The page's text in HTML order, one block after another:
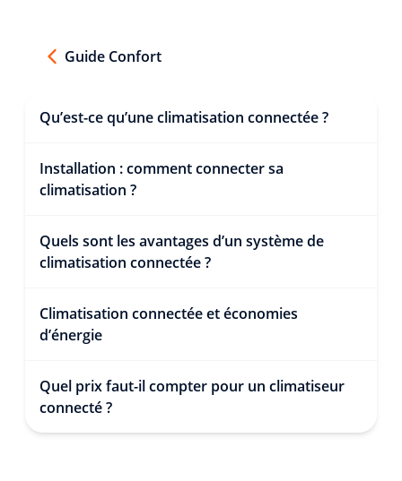
Guide Confort
Qu’est-ce qu’une climatisation connectée ?
Installation : comment connecter sa
climatisation ?
Quels sont les avantages d’un système de
climatisation connectée ?
Climatisation connectée et économies
d’énergie
Quel prix faut-il compter pour un climatiseur
connecté ?